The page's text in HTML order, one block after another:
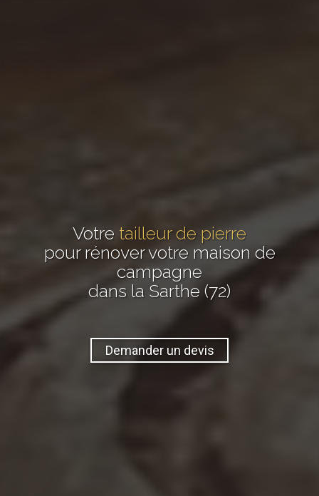
Votre tailleur de pierre
pour rénover votre maison de
campagne
dans la Sarthe (72)
Demander un devis